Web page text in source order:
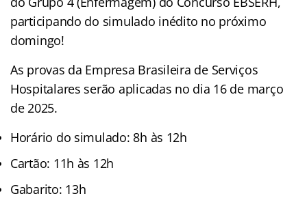
participando do simulado inédito no próximo
domingo!
As provas da Empresa Brasileira de Serviços
Hospitalares serão aplicadas no dia 16 de março
de 2025.
Horário do simulado: 8h às 12h
Cartão: 11h às 12h
Gabarito: 13h